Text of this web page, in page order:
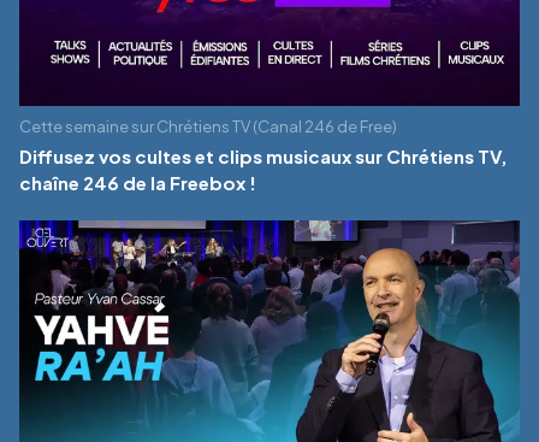
Cette semaine sur Chrétiens TV (Canal 246 de Free)
Diffusez vos cultes et clips musicaux sur Chrétiens TV,
chaîne 246 de la Freebox !